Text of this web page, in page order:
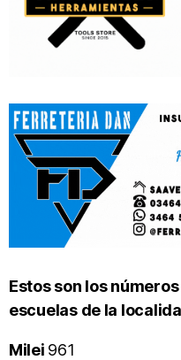
Estos son los
escuelas de la
Milei 961